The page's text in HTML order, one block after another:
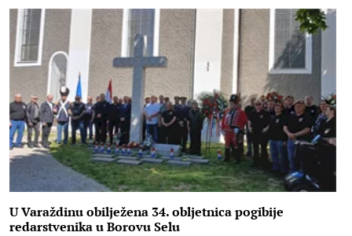
U Varaždinu obilježena 34. obljetnica pogibije
redarstvenika u Borovu Selu